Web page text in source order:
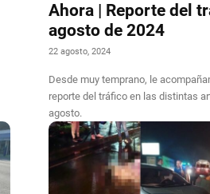
Ahora | Reporte del
agosto de 2024
22 agosto, 2024
Desde muy temprano, le
reporte del tráfico en las distintas
agosto.